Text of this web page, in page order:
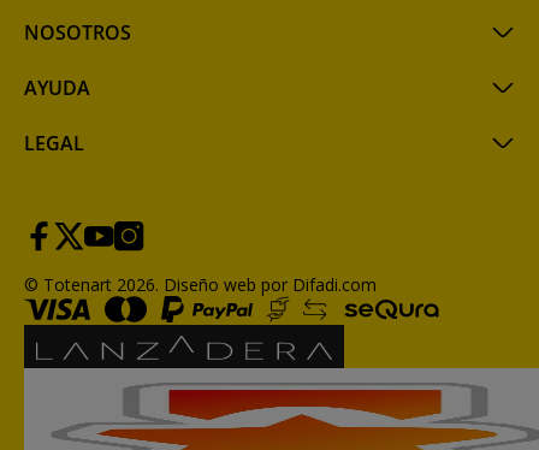
NOSOTROS
AYUDA
LEGAL
© Totenart 2026. Diseño web por Difadi.com